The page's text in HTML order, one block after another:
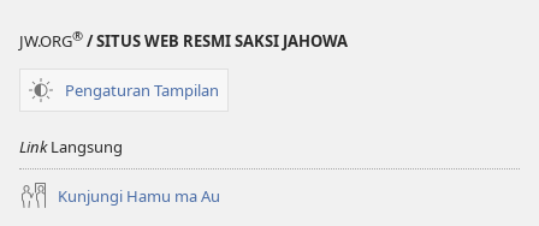
JW.ORG® / SITUS WEB RESMI SAKSI JAHOWA
Pengaturan Tampilan
LinkLangsung
Kunjungi Hamu ma Au